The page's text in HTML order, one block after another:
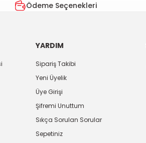
Ödeme Seçenekleri
YARDIM
Sipariş Takibi
Yeni Üyelik
Üye Girişi
Şifremi Unuttum
Sıkça Sorulan Sorular
Sepetiniz